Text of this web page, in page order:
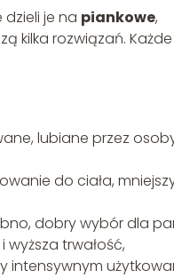
je na piankowe,
kilka rozwiązań.
lubiane przez
do ciała,
dobry wybór dla
wyższa trwałość,
intensywnym